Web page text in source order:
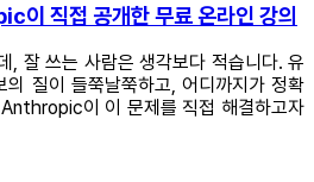
직접 공개한 무료 온라인 강의
, 잘 쓰는 사람은 생각보다 적습니다. 유
의 질이 들쭉날쭉하고, 어디까지가 정확
이 이 문제를 직접 해결하고자